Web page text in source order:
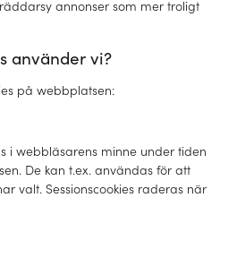
annonser som mer troligt
använder vi?
på webbplatsen:
i webbläsarens minne under tiden
De kan t.ex. användas för att
valt. Sessionscookies raderas när